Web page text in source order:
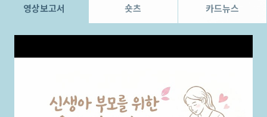
영상보고서 숏츠 카드뉴스
인포그래픽